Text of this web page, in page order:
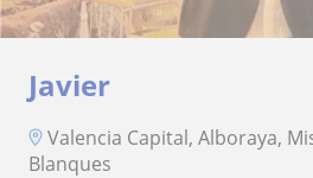
Javier
Valencia Capital, Alboraya,
Blanques